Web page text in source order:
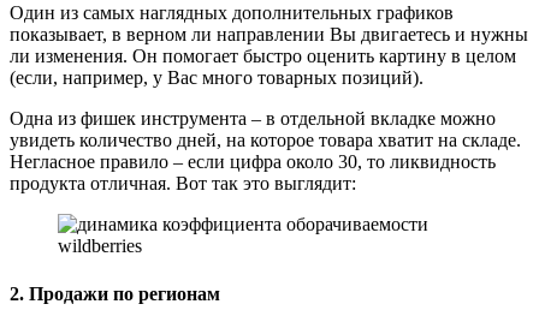
Один из самых наглядных дополнительных графиков
показывает, в верном ли направлении Вы двигаетесь и нужны
ли изменения. Он помогает быстро оценить картину в целом
(если, например, у Вас много товарных позиций).
Одна из фишек инструмента – в отдельной вкладке можно
увидеть количество дней, на которое товара хватит на складе.
Негласное правило – если цифра около 30, то ликвидность
продукта отличная. Вот так это выглядит:
2. Продажи по регионам